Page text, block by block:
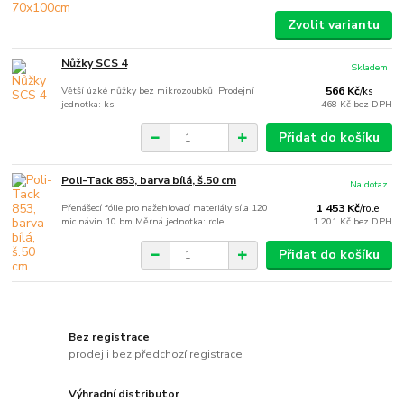
Zvolit variantu
Nůžky SCS 4
Větší úzké nůžky bez mikrozoubků Prodejní
jednotka: ks
566 Kč/ks
468 Kč bez DPH
Skladem
Přidat do košíku
Poli-Tack 853, barva bílá, š.50 cm
Přenášecí fólie pro nažehlovací materiály síla 120
mic návin 10 bm Měrná jednotka: role
1 453 Kč/role
1 201 Kč bez DPH
Na dotaz
Přidat do košíku
Bez registrace
prodej i bez předchozí registrace
Výhradní distributor